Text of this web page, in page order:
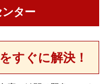
ター
すぐに解決！